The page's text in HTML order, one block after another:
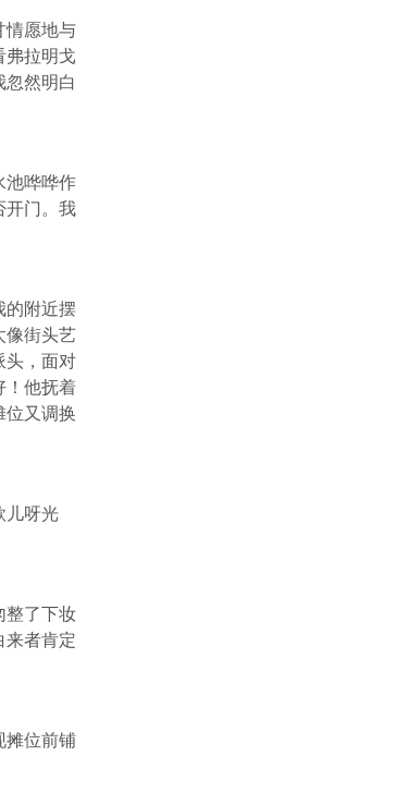
情愿地与
弗拉明戈
然明白
池哗哗作
开门。我
的附近摆
像街头艺
头，面对
！他抚着
位又调换
儿呀光
整了下妆
来者肯定
摊位前铺